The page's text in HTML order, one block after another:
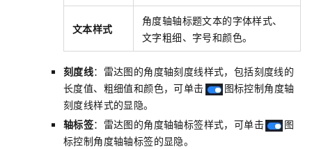
文本样式
角度轴轴标题文本的字体样式、
文字粗细、字号和颜色。
刻度线：雷达图的角度轴刻度线样式，包括刻度线的
长度值、粗细值和颜色，可单击
图标控制角度轴
刻度线样式的显隐。
轴标签：雷达图的角度轴轴标签样式，可单击
图
标控制角度轴轴标签的显隐。